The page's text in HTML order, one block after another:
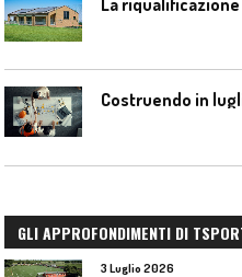
Costruendo in
GLI APPROFONDIMENTI DI
3 Luglio 2026